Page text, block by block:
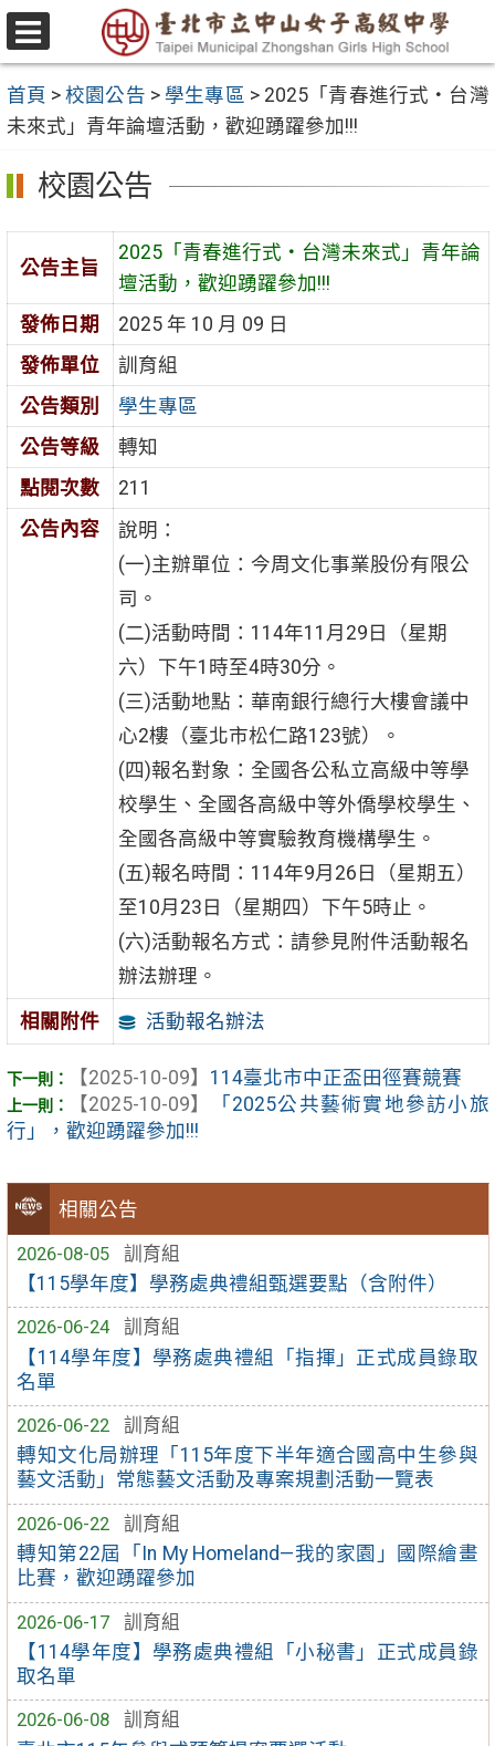
跳
至
要
內
容
區
選
單
首頁 >校園公告 > 學生專區 > 2025「青春進行式‧台灣
未來式」青年論壇活動，歡迎踴躍參加!!!
相關公告
2026-08-05
訓育組
【115學年度】學務處典禮組甄選要點（含附件）
2026-06-24
訓育組
【114學年度】學務處典禮組「指揮」正式成員錄取
名單
2026-06-22
訓育組
轉知文化局辦理「115年度下半年適合國高中生參與
藝文活動」常態藝文活動及專案規劃活動一覽表
2026-06-22
訓育組
轉知第22屆「In My Homeland—我的家園」國際繪畫
比賽，歡迎踴躍參加
2026-06-17
訓育組
【114學年度】學務處典禮組「小秘書」正式成員錄
取名單
2026-06-08
訓育組
校園公告
公告主旨
2025「青春進行式‧台灣未來式」青年論
壇活動，歡迎踴躍參加!!!
發佈日期
2025 年 10 月 09 日
發佈單位
訓育組
公告類別
學生專區
公告等級
轉知
點閱次數
211
公告內容
說明：
(一)主辦單位：今周文化事業股份有限公
司。
(二)活動時間：114年11月29日（星期
六）下午1時至4時30分。
(三)活動地點：華南銀行總行大樓會議中
心2樓（臺北市松仁路123號）。
(四)報名對象：全國各公私立高級中等學
校學生、全國各高級中等外僑學校學生、
全國各高級中等實驗教育機構學生。
(五)報名時間：114年9月26日（星期五）
至10月23日（星期四）下午5時止。
(六)活動報名方式：請參見附件活動報名
辦法辦理。
相關附件 活動報名辦法
【2025-10-09】 114臺北市中正盃田徑賽競賽
【2025-10-09】
「2025公共藝術實地參訪小旅
行」，歡迎踴躍參加!!!